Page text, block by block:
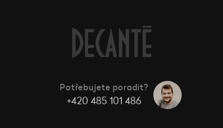
Potřebujete poradit?
+420 485 101 486